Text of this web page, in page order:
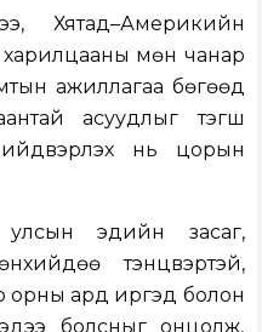
Хятад–Америкийн
мөн чанар
ажиллагаа бөгөөд
асуудлыг тэгш
нь цорын
эдийн засаг,
тэнцвэртэй,
орны ард иргэд болон
болсныг онцолж,